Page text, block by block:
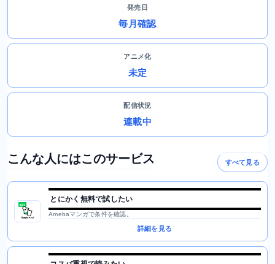
発売日
毎月確認
アニメ化
未定
配信状況
連載中
こんな人にはこのサービス すべて見る
とにかく無料で試したい
Amebaマンガで条件を確認。
詳細を見る